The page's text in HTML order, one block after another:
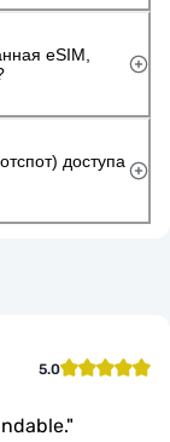
eSIM,
доступа
5.0
"